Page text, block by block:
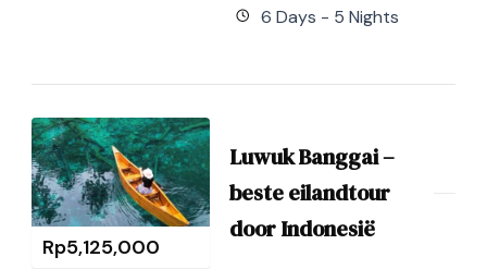
6 Days - 5 Nights
Rp5,125,000
Luwuk Banggai –
beste eilandtour
door Indonesië